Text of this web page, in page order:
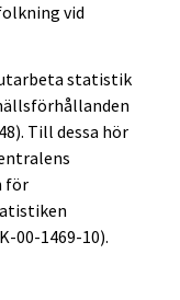
vid
statistik
Till dessa hör
för
00-1469-10).